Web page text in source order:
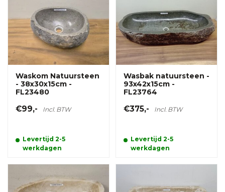
Waskom Natuursteen
- 38x30x15cm -
FL23480
€99,- Incl. BTW
Levertijd 2-5
werkdagen
Wasbak natuursteen -
93x42x15cm -
FL23764
€375,- Incl. BTW
Levertijd 2-5
werkdagen